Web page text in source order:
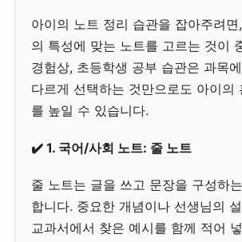
아이의 노트 정리 습관을 잡아주려
의 특성에 맞는 노트를 고르는 것이
경험상, 초등학생 공부 습관은 과목
다르게 선택하는 것만으로도 아이의
를 높일 수 있습니다.
✔️ 1. 국어/사회 노트: 줄 노트
줄 노트는 글을 쓰고 문장을 구성하
합니다. 중요한 개념이나 선생님의
교과서에서 찾은 예시를 함께 적어